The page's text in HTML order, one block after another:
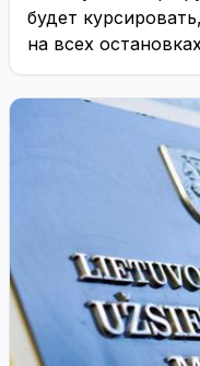
будет
на всех